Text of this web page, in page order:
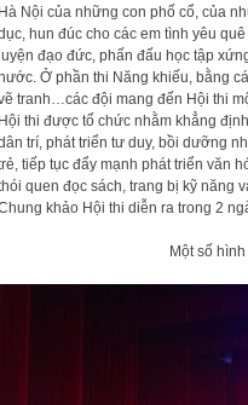
Hà Nội của những con phố cổ, của
hun đúc cho các em tình yêu
đạo đức, phấn đấu học tập
Ở phần thi Năng khiếu, bằng
tranh…các đội mang đến Hội thi
Hội thi được tổ chức nhằm khẳng
trí, phát triển tư duy, bồi dưỡng
tiếp tục đẩy mạnh phát triển văn
quen đọc sách, trang bị kỹ năng
khảo Hội thi diễn ra trong 2
Một số